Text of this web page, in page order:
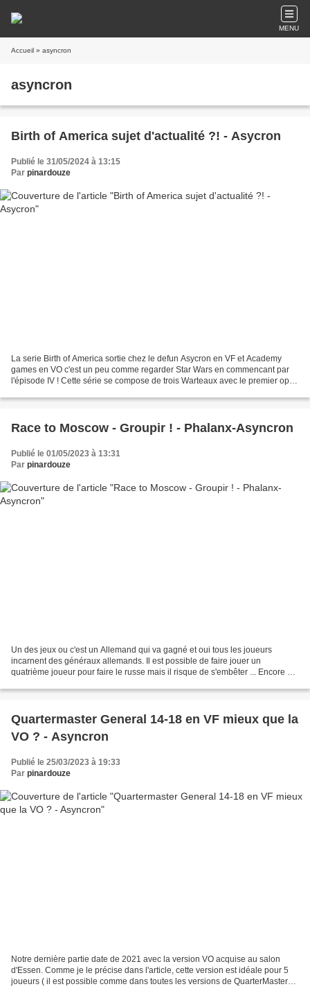
MENU
Accueil » asyncron
asyncron
Birth of America sujet d'actualité ?! - Asycron
Publié le 31/05/2024 à 13:15
Par pinardouze
La serie Birth of America sortie chez le defun Asycron en VF et Academy
games en VO c'est un peu comme regarder Star Wars en commencant par
l'épisode IV ! Cette série se compose de trois Warteaux avec le premier opus
Race to Moscow - Groupir ! - Phalanx-Asyncron
Publié le 01/05/2023 à 13:31
Par pinardouze
Un des jeux ou c'est un Allemand qui va gagné et oui tous les joueurs
incarnent des généraux allemands. Il est possible de faire jouer un
quatrième joueur pour faire le russe mais il risque de s'embêter ... Encore un
Quartermaster General 14-18 en VF mieux que la
VO ? - Asyncron
Publié le 25/03/2023 à 19:33
Par pinardouze
Notre dernière partie date de 2021 avec la version VO acquise au salon
d'Essen. Comme je le précise dans l'article, cette version est idéale pour 5
joueurs ( il est possible comme dans toutes les versions de QuarterMaster